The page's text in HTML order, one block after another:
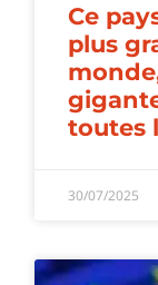
Ce
plus
toutes
30/07/2025